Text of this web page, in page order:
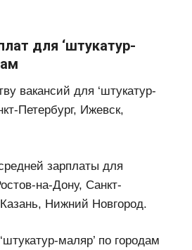
для ‘штукатур-
вакансий для ‘штукатур-
Петербург, Ижевск,
зарплаты для
на-Дону, Санкт-
Нижний Новгород.
маляр’ по городам